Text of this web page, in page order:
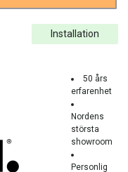
Installation
50 års
erfarenhet
Nordens
största
showroom
Personlig